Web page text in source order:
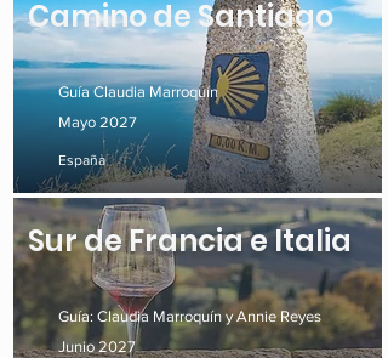
Camino de Santiago
Guía Claudia Marroquín
Mayo 2027
España
Sur de Francia e Italia
Guía: Claudia Marroquín y Annie Reyes
Junio 2027